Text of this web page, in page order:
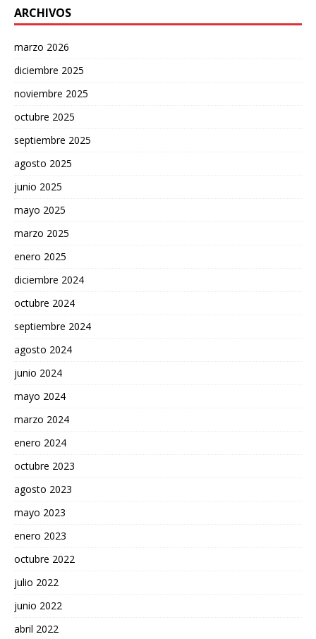
ARCHIVOS
marzo 2026
diciembre 2025
noviembre 2025
octubre 2025
septiembre 2025
agosto 2025
junio 2025
mayo 2025
marzo 2025
enero 2025
diciembre 2024
octubre 2024
septiembre 2024
agosto 2024
junio 2024
mayo 2024
marzo 2024
enero 2024
octubre 2023
agosto 2023
mayo 2023
enero 2023
octubre 2022
julio 2022
junio 2022
abril 2022